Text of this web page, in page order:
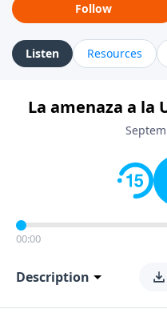
Follow
Listen Resources
La amenaza a la
00:00
Description